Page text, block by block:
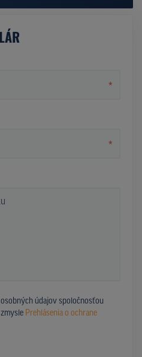
*
*
údajov spoločnosťou
Prehlásenia o ochrane